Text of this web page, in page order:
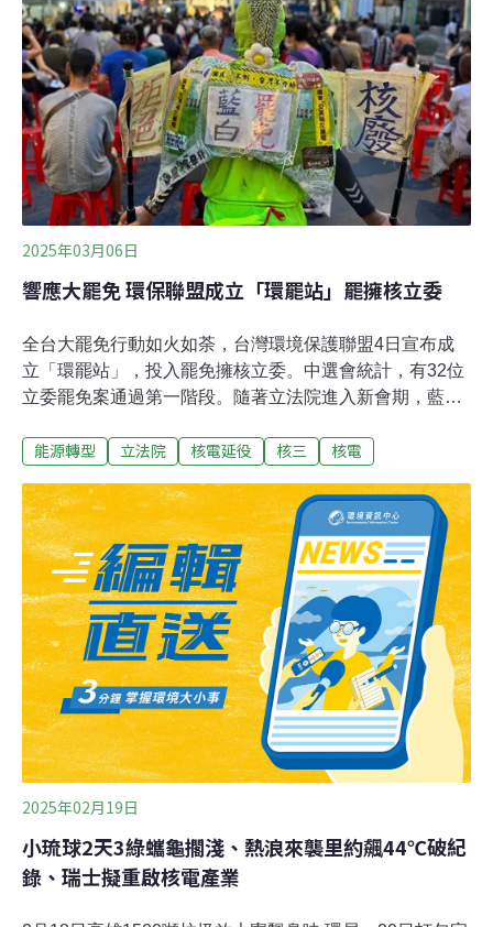
離約50公尺，因廠房外圍正進行廢棄的冷卻水塔管路切割
工作，火警原因初判為切割過程中產生火星，因現場風勢
較大，不慎吹飄至塑膠材質的冷卻水塔造成燃燒，民眾看
到的濃煙是塑膠燃燒所造成。台電強調，相關施工只是管
路切割工程，無關除役計畫，火警不影響機
2025年03月06日
響應大罷免 環保聯盟成立「環罷站」罷擁核立委
全台大罷免行動如火如荼，台灣環境保護聯盟4日宣布成
立「環罷站」，投入罷免擁核立委。中選會統計，有32位
立委罷免案通過第一階段。隨著立法院進入新會期，藍營
基本法》的「非核家園」修改為「非碳家園」。環盟表
旁協助、廣泛提供支持。大罷免進入二階 環盟籲罷免擁核
立委2024年選後國會大洗牌，在野黨成為國會多數，除了
議場內的朝野攻防，民間也展開「大罷免」行動。中選會
統計，共收到64案罷免案送件，其中54案為立委，截至3
月初，共有32案合格通過第一階段提議，可進入二階連
署，全數為國民黨籍立委，相關罷團昨（5）日宣布啟動
第二階段行動。台灣環境保護聯盟4日發表聲明，宣布加
入大罷免行列。環盟指出，擁核的國民黨成為國會最大黨
後，結合民眾黨提出多項核電延役或重啟的提案。國民黨
主席朱立倫更要求藍委在新會期提案修正《環
能源轉型 立法院 核電延役 核三 核電
2025年02月19日
小琉球2天3綠蠵龜擱淺、熱浪來襲里約飆44℃破紀
錄、瑞士擬重啟核電產業